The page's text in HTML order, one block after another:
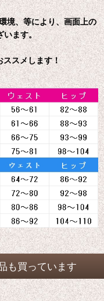
境、等により、画面上の
います。
ススメします！
も買っています